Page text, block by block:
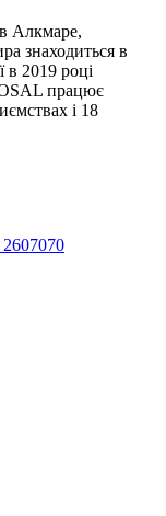
Алкмаре,
знаходиться в
в 2019 році
працює
і 18